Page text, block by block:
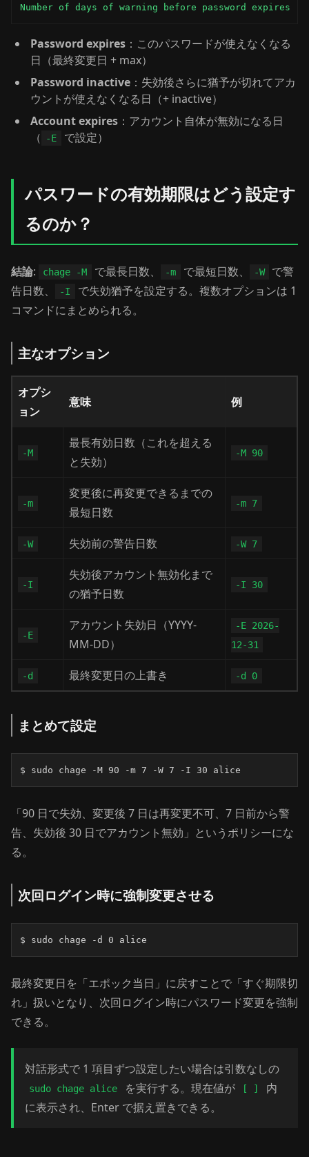
Number of days of warning before password
Password expires ：このパスワードが使えなくなる
日（最終変更日 + max）
Password inactive ：失効後さらに猶予が切れてアカ
ウントが使えなくなる日（+ inactive）
Account expires ：アカウント自体が無効になる日
（
-E で設定）
パスワードの有効期限はどう設定す
るのか？
結論: chage -M で最長日数、 -m で最短日数、 -W
で警
告日数、
-I
で失効猶予を設定する。複数オプションは 1
コマンドにまとめられる。
主なオプション
オプシ
ョン
意味 例
-M
最長有効日数（これを超える
と失効）
-M 90
-m
変更後に再変更できるまでの
最短日数
-m 7
-W 失効前の警告日数 -W 7
-I
失効後アカウント無効化まで
の猶予日数
-I 30
-E
アカウント失効日（YYYY-
MM-DD）
-E 2026-
12-31
-d 最終変更日の上書き -d 0
まとめて設定
$ sudo chage -M 90 -m 7 -W 7 -I 30 alice
「90 日で失効、変更後 7 日は再変更不可、7 日前から警
告、失効後 30 日でアカウント無効」というポリシーにな
る。
次回ログイン時に強制変更させる
$ sudo chage -d 0 alice
最終変更日を「エポック当日」に戻すことで「すぐ期限切
れ」扱いとなり、次回ログイン時にパスワード変更を強制
できる。
対話形式で 1 項目ずつ設定したい場合は引数なしの
sudo chage alice を実行する。現在値が [ ]
内
に表示され、Enter で据え置きできる。